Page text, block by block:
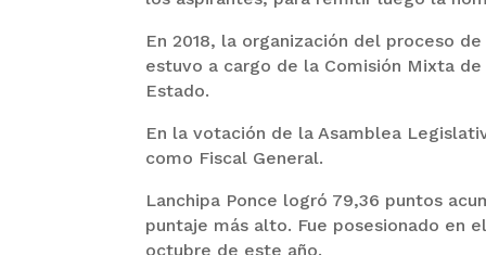
En 2018, la organización del proceso
estuvo a cargo de la Comisión Mixta
Estado.
En la votación de la Asamblea
como Fiscal General.
Lanchipa Ponce logró 79,36 puntos
puntaje más alto. Fue posesionado en
octubre de este año.